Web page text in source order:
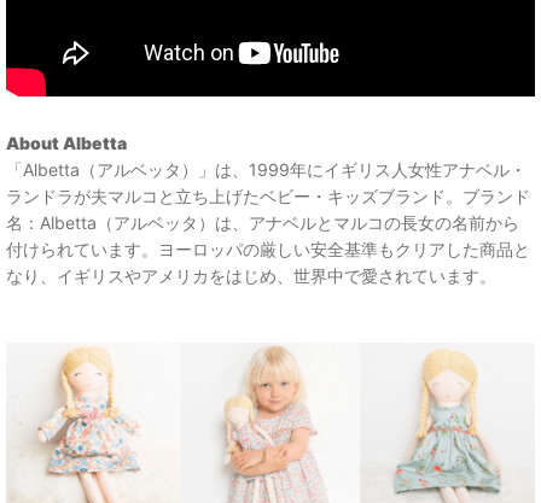
About Albetta
「Albetta（アルベッタ）」は、1999年にイギリス人女性アナベル・
ランドラが夫マルコと立ち上げたベビー・キッズブランド。ブランド
名：Albetta（アルベッタ）は、アナベルとマルコの長女の名前から
付けられています。ヨーロッパの厳しい安全基準もクリアした商品と
なり、イギリスやアメリカをはじめ、世界中で愛されています。